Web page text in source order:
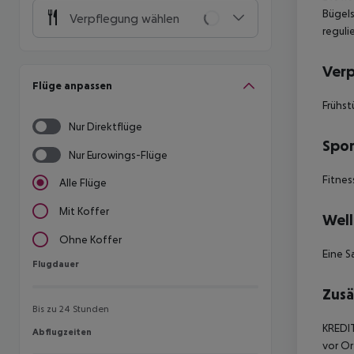
Verpflegung wählen
Flüge anpassen
Nur Direktflüge
Nur Eurowings-Flüge
Alle Flüge
Mit Koffer
Ohne Koffer
Flugdauer
Flugdauer
Bis zu 24 Stunden
Abflugzeiten
Abflugzeiten
Eine
vor